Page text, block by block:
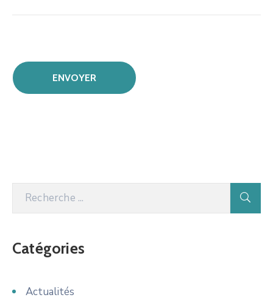
Catégories
Actualités